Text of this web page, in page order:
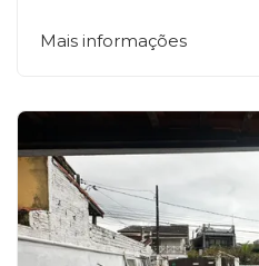
Mais informações